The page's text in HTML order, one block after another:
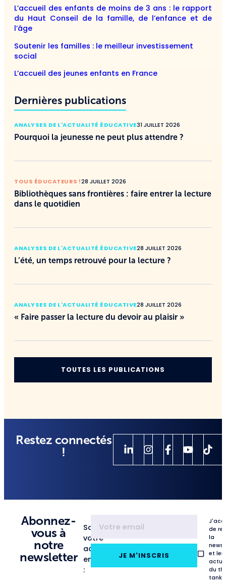
L’accueil des enfants de moins de 3 ans : le rapport
du Haut Conseil de la famille, de l’enfance et de
l’âge
Soutenir les familles : le meilleur investissement
social
L’accueil des jeunes enfants en France
Dernières publications
ANALYSES DE L'ACTUALITÉ ÉDUCATIVE31 JUILLET 2026
Pourquoi la jeunesse ne peut plus attendre ?
TOUS ÉDUCATEURS !28 JUILLET 2026
Bibliothèques sans frontières : faire entrer la lecture
dans le quotidien
ANALYSES DE L'ACTUALITÉ ÉDUCATIVE28 JUILLET 2026
L’été, un temps retrouvé pour la lecture ?
ANALYSES DE L'ACTUALITÉ ÉDUCATIVE28 JUILLET 2026
« Faire passer la lecture du devoir au plaisir »
TOUTES LES PUBLICATIONS
Restez connectés
!
Abonnez-
vous à
notre
newsletter
Saisissez
votre
adresse
email
:
JE M'INSCRIS
de
la
et les
du
tank